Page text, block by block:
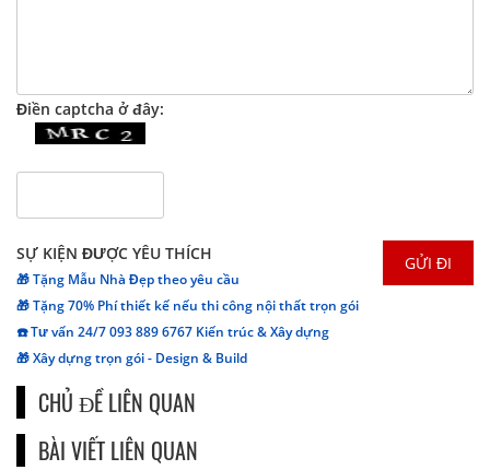
Điền captcha ở đây:
SỰ KIỆN ĐƯỢC YÊU THÍCH
🎁 Tặng Mẫu Nhà Đẹp theo yêu cầu
🎁 Tặng 70% Phí thiết kế nếu thi công nội thất trọn gói
☎️ Tư vấn 24/7 093 889 6767 Kiến trúc & Xây dựng
🎁 Xây dựng trọn gói - Design & Build
CHỦ ĐỀ LIÊN QUAN
BÀI VIẾT LIÊN QUAN